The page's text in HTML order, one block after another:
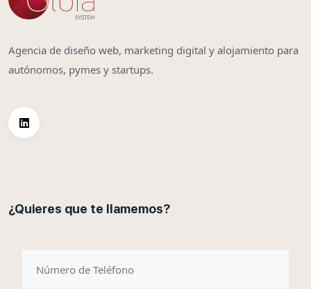
Agencia de diseño web, marketing digital y alojamiento para
autónomos, pymes y startups.
¿Quieres que te llamemos?